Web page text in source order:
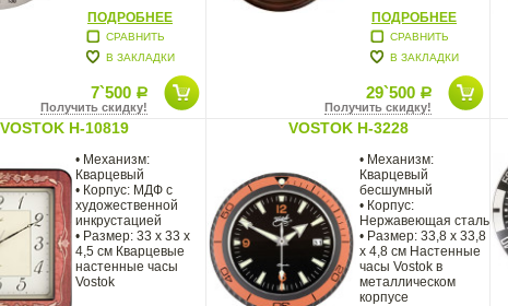
стиле
ПОДРОБНЕЕ
СРАВНИТЬ
В ЗАКЛАДКИ
7`500 Р
Получить скидку!
ПОДРОБНЕЕ
СРАВНИТЬ
В ЗАКЛАДКИ
29`500 Р
Получить скидку!
VOSTOK H-10819
• Механизм:
Кварцевый
• Корпус: МДФ с
художественной
инкрустацией
• Размер: 33 х 33 х
4,5 см Кварцевые
настенные часы
Vostok
VOSTOK H-3228
• Механизм:
Кварцевый
бесшумный
• Корпус:
Нержавеющая сталь
• Размер: 33,8 х 33,8
х 4,8 см Настенные
часы Vostok в
металлическом
корпусе